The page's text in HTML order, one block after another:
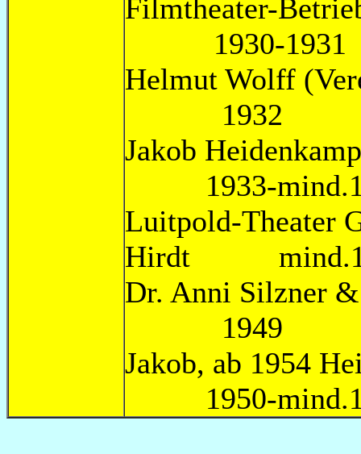
Filmtheater-
1930-1931
Helmut Wolff
1932
Jakob
1933-
Luitpold-Theater
Hirdt
Dr. Anni
1949
Jakob, ab
1950-